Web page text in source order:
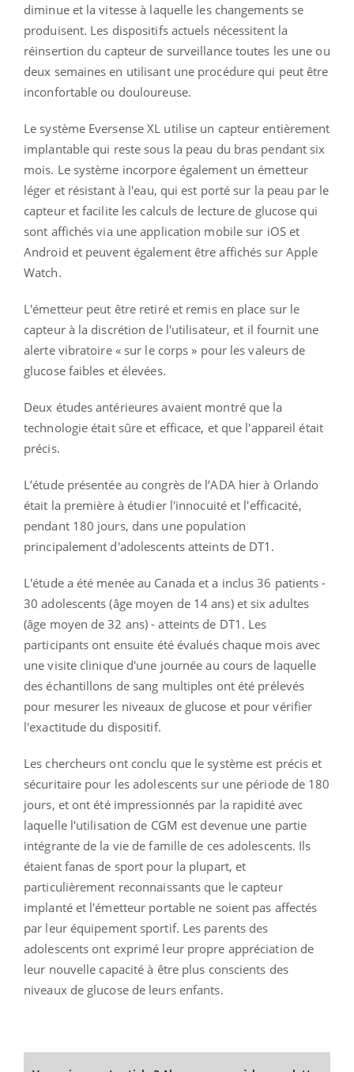
diminue et la vitesse à laquelle les changements se
produisent. Les dispositifs actuels nécessitent la
réinsertion du capteur de surveillance toutes les une ou
deux semaines en utilisant une procédure qui peut être
inconfortable ou douloureuse.
Le système Eversense XL utilise un capteur entièrement
implantable qui reste sous la peau du bras pendant six
mois. Le système incorpore également un émetteur
léger et résistant à l'eau, qui est porté sur la peau par le
capteur et facilite les calculs de lecture de glucose qui
sont affichés via une application mobile sur iOS et
Android et peuvent également être affichés sur Apple
Watch.
L'émetteur peut être retiré et remis en place sur le
capteur à la discrétion de l'utilisateur, et il fournit une
alerte vibratoire « sur le corps » pour les valeurs de
glucose faibles et élevées.
Deux études antérieures avaient montré que la
technologie était sûre et efficace, et que l'appareil était
précis.
L’étude présentée au congrès de l’ADA hier à Orlando
était la première à étudier l'innocuité et l'efficacité,
pendant 180 jours, dans une population
principalement d'adolescents atteints de DT1.
L'étude a été menée au Canada et a inclus 36 patients -
30 adolescents (âge moyen de 14 ans) et six adultes
(âge moyen de 32 ans) - atteints de DT1. Les
participants ont ensuite été évalués chaque mois avec
une visite clinique d'une journée au cours de laquelle
des échantillons de sang multiples ont été prélevés
pour mesurer les niveaux de glucose et pour vérifier
l'exactitude du dispositif.
Les chercheurs ont conclu que le système est précis et
sécuritaire pour les adolescents sur une période de 180
jours, et ont été impressionnés par la rapidité avec
laquelle l'utilisation de CGM est devenue une partie
intégrante de la vie de famille de ces adolescents. Ils
étaient fanas de sport pour la plupart, et
particulièrement reconnaissants que le capteur
implanté et l'émetteur portable ne soient pas affectés
par leur équipement sportif. Les parents des
adolescents ont exprimé leur propre appréciation de
leur nouvelle capacité à être plus conscients des
niveaux de glucose de leurs enfants.